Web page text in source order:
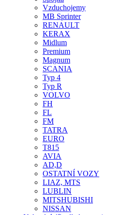
Vzduchojemy
MB Sprinter
RENAULT
KERAX
Midlum
Premium
Magnum
SCANIA
Typ 4
Typ R
VOLVO
FH
FL
FM
TATRA
EURO
T815
AVIA
AD,D
OSTATNÍ VOZY
LIAZ, MTS
LUBLIN
MITSHUBISHI
NISSAN